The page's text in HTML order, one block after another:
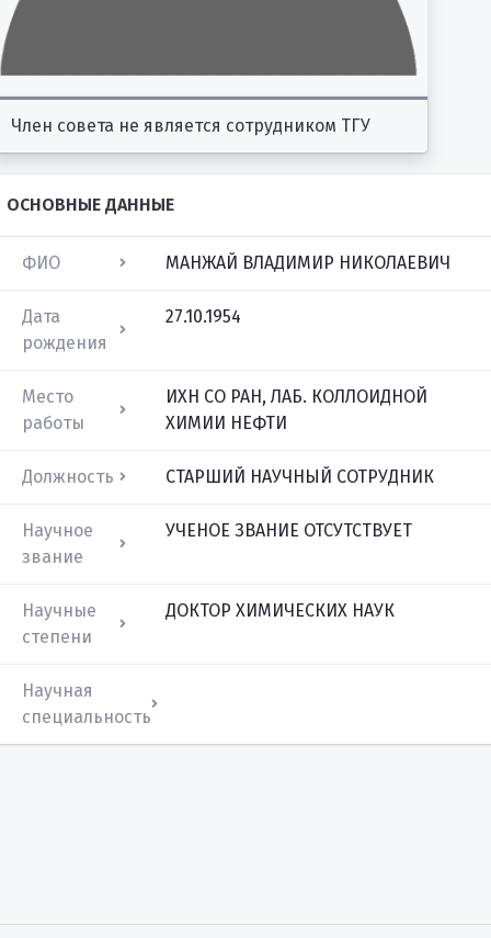
Член совета не является сотрудником ТГУ
ОСНОВНЫЕ ДАННЫЕ
ФИО МАНЖАЙ ВЛАДИМИР НИКОЛАЕВИЧ
Дата
рождения
27.10.1954
Место
работы
ИХН СО РАН, ЛАБ. КОЛЛОИДНОЙ
ХИМИИ НЕФТИ
Должность СТАРШИЙ НАУЧНЫЙ СОТРУДНИК
Научное
звание
УЧЕНОЕ ЗВАНИЕ ОТСУТСТВУЕТ
Научные
степени
ДОКТОР ХИМИЧЕСКИХ НАУК
Научная
специальность